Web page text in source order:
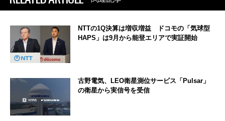
NTTの1Q決算は増収増益 ドコモの「気球型
HAPS」は9月から能登エリアで実証開始
古野電気、LEO衛星測位サービス「Pulsar」
の衛星から実信号を受信